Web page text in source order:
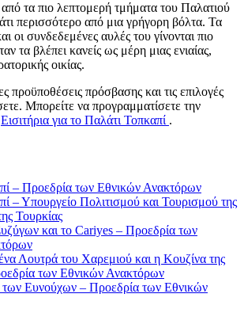
τα πιο λεπτομερή τμήματα του Παλατιού
περισσότερο από μια γρήγορη βόλτα. Τα
οι συνδεδεμένες αυλές του γίνονται πιο
τα βλέπει κανείς ως μέρη μιας ενιαίας,
οικίας.
προϋποθέσεις πρόσβασης και τις επιλογές
Μπορείτε να προγραμματίσετε την
Εισιτήρια για το Παλάτι Τοπκαπί .
– Προεδρία των Εθνικών Ανακτόρων
– Υπουργείο Πολιτισμού και Τουρισμού της
Τουρκίας
και το Cariyes – Προεδρία των
Λουτρά του Χαρεμιού και η Κουζίνα της
των Εθνικών Ανακτόρων
των Ευνούχων – Προεδρία των Εθνικών